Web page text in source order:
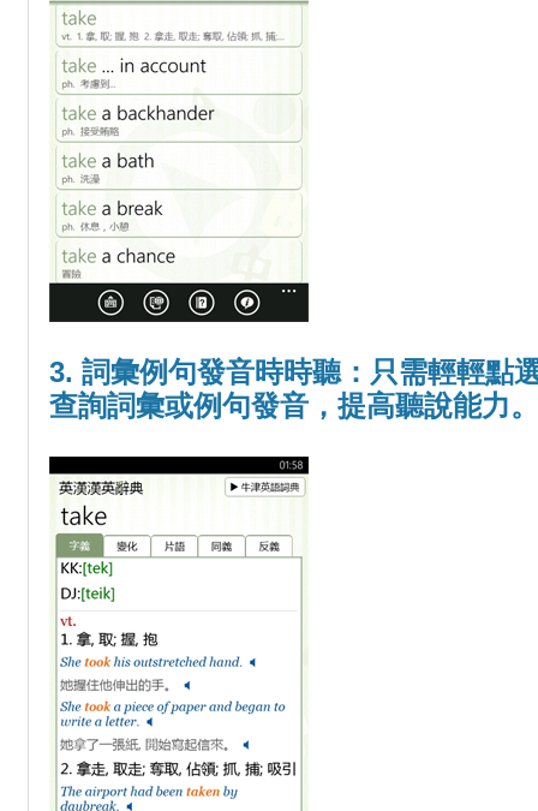
3. 詞彙例句發音時時聽：只需輕輕點
查詢詞彙或例句發音，提高聽說能力。